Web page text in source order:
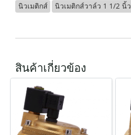
นิวเมติกส์
นิวเมติกส์วาล์ว 1 1/2 นิ้ว
สินค้าเกี่ยวข้อง